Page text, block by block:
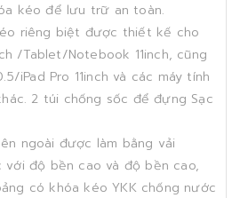
kéo để lưu trữ an toàn.
riêng biệt được thiết kế cho
/Tablet/Notebook 11inch, cũng
iPad Pro 11inch và các máy tính
2 túi chống sốc để đựng Sạc
ngoài được làm bằng vải
với độ bền cao và độ bền cao,
có khóa kéo YKK chống nước